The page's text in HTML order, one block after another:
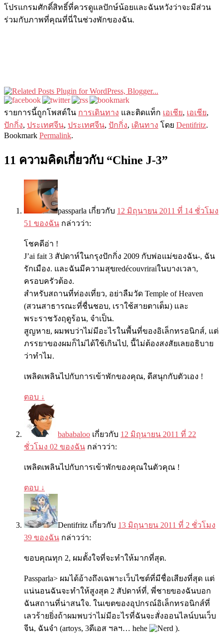
โปรแกรมศักดิ์สิทธิ์ที่ควรดูแลปักษ์น้อยและฉันหวังว่าจะมีส่วน
ร่วมกับภาพที่คุณที่นี่ในช่วงพักของฉัน.
รายการนี​​้ถูกโพสต์ใน การเดินทาง และติดแท็ก เอเชีย, เอเชีย,
ปักกิ่ง, ประเทศจีน, ประเทศจีน, ปักกิ่ง, เดินทาง โดย Dentifritz.
Bookmark Permalink.
11 ความคิดเกี่ยวกับ “Chine J-3”
passparla เกี่ยวกับ 12 มิถุนายน 2011 ที่ 14 ชั่วโมง
51 ของฉัน กล่าวว่า:
โชคดีอ่า !
J’ai fait 3 สัปดาห์ในกรุงปักกิ่ง 2009 กับพ่อแม่ของฉัน-, ฉัน
รักเมือง. และฉันมีความสุขredécouvriraiในบางเวลา,
ครอบครัวต้อง.
สำหรับสถานที่ท่องเที่ยว, อย่าลืมวัด Temple of Heaven
(สวนสาธารณะที่ชื่นชอบ, เราใช้สายตาเต็ม) และ
พระราชวังฤดูร้อน, จำเป็น.
สูญหาย, ผมพบว่าไม่มีอะไรในพื้นที่ของอิเล็กทรอนิกส์, แต่
ภรรยาของผมก็ไม่ได้ใช้เก​​ินไป, นี้ไม่ต้องสงสัยเลยอธิบาย
ว่าทำไม.
เพลิดเพลินไปกับการเข้าพักของคุณ, ดีสนุกกับตัวเอง !
ตอบ ↓
bababaloo เกี่ยวกับ 12 มิถุนายน 2011 ที่ 22
ชั่วโมง 02 ของฉัน กล่าวว่า:
เพลิดเพลินไปกับการเข้าพักของคุณในตัวคุณ !
ตอบ ↓
Dentifritz เกี่ยวกับ 13 มิถุนายน 2011 ที่ 2 ชั่วโมง
39 ของฉัน กล่าวว่า:
ขอบคุณทุก 2, ผมตั้งใจที่จะทำให้มากที่สุด.
Passparla> ผมได้อ้างถึงเฉพาะเว็บไซต์ที่มีชื่อเสียงที่สุด แต่
แน่นอนฉันจะทำให้สูงสุด 2 สัปดาห์ที่, พี่ชายของฉันบอก
ฉันสถานที่น่าสนใจ. ในเขตของอุปกรณ์อิเล็กทรอนิกส์ที่
เลวร้ายยิ่งถ้าผมพบว่าไม่มีอะไรที่ฉันจะสั่งออนไลน์บนเว็บ
จีน, ฉันจำ (artoys, 3ดีเอส ฯลฯ… hehe
).